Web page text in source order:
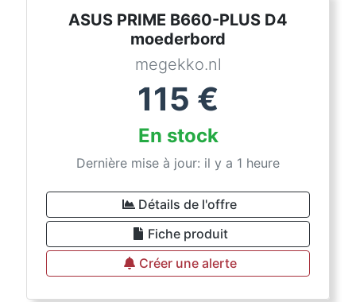
ASUS PRIME B660-PLUS D4
moederbord
megekko.nl
115 €
En stock
Dernière mise à jour: il y a 1 heure
Détails de l'offre
Fiche produit
Créer une alerte